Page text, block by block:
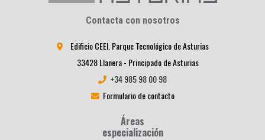
Contacta con nosotros
Edificio CEEI. Parque Tecnológico de Asturias
33428 Llanera - Principado de Asturias
+34 985 98 00 98
Formulario de contacto
Áreas
especialización